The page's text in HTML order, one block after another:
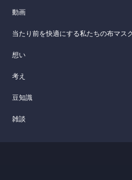
動画
当たり前を快適にする私たちの布マス
想い
考え
豆知識
雑談